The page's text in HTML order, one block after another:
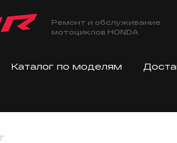
Ремонт и обслуживание
мотоциклов HONDA
Каталог по моделям